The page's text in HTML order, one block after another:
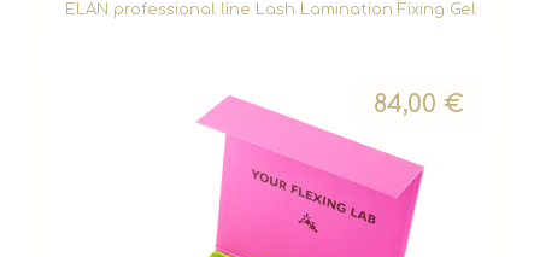
ELAN professional line Lash Lamination Fixing Gel
84,00 €